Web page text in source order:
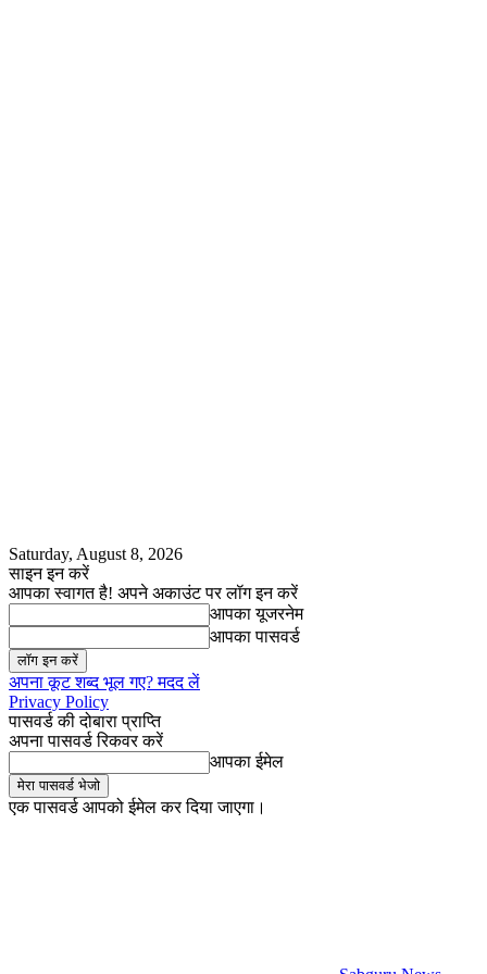
Saturday, August 8, 2026
साइन इन करें
आपका स्वागत है! अपने अकाउंट पर लॉग इन करें
आपका यूजरनेम
आपका पासवर्ड
अपना कूट शब्द भूल गए? मदद लें
Privacy Policy
पासवर्ड की दोबारा प्राप्ति
अपना पासवर्ड रिकवर करें
आपका ईमेल
एक पासवर्ड आपको ईमेल कर दिया जाएगा।